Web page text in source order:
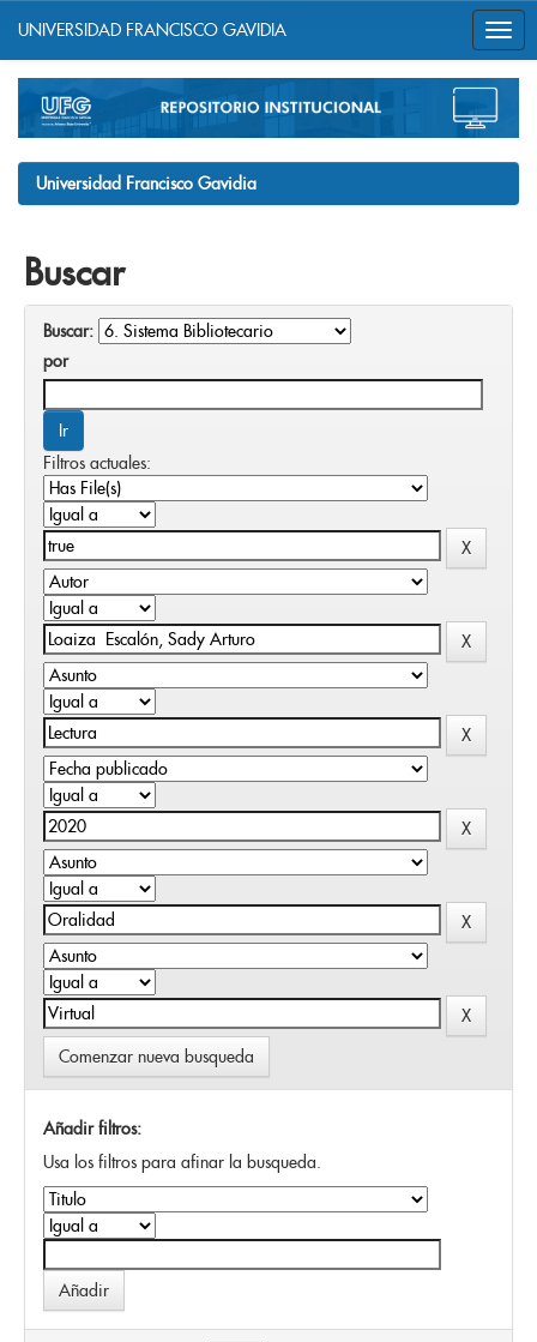
navigation
UNIVERSIDAD FRANCISCO GAVIDIA
Universidad Francisco Gavidia
Buscar
Buscar:
por
Filtros actuales:
Comenzar nueva busqueda
Añadir filtros:
Usa los filtros para afinar la busqueda.